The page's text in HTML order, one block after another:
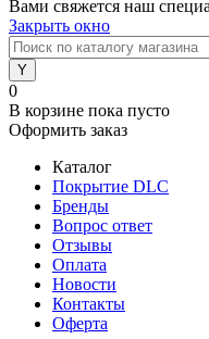
Вами свяжется наш
Закрыть окно
0
В корзине пока пусто
Оформить заказ
Каталог
Покрытие DLC
Бренды
Вопрос ответ
Отзывы
Оплата
Новости
Контакты
Оферта